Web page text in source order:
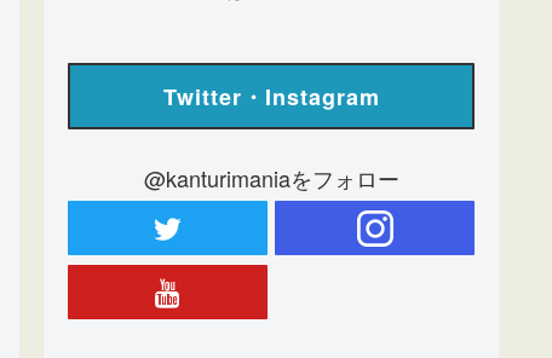
Twitter・Instagram
@kanturimaniaをフォロー